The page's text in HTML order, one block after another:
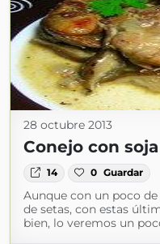
28 octubre 2013
Conejo con
14 0 Guardar
Aunque con un poco
de setas, con estas
bien, lo veremos un